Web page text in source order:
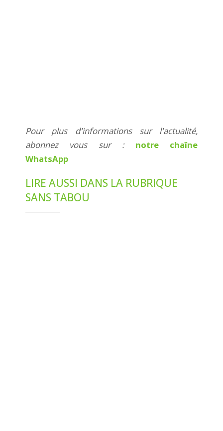
Pour plus d'informations sur l'actualité,
abonnez vous sur : notre chaîne
WhatsApp
LIRE AUSSI DANS LA RUBRIQUE
SANS TABOU